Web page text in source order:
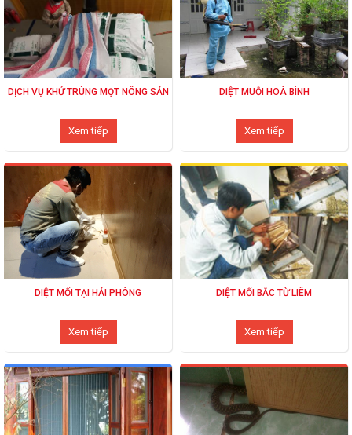
DỊCH VỤ KHỬ TRÙNG MỌT NÔNG SẢN
Xem tiếp
DIỆT MUỖI HOÀ BÌNH
Xem tiếp
DIỆT MỐI TẠI HẢI PHÒNG
Xem tiếp
DIỆT MỐI BẮC TỪ LIÊM
Xem tiếp